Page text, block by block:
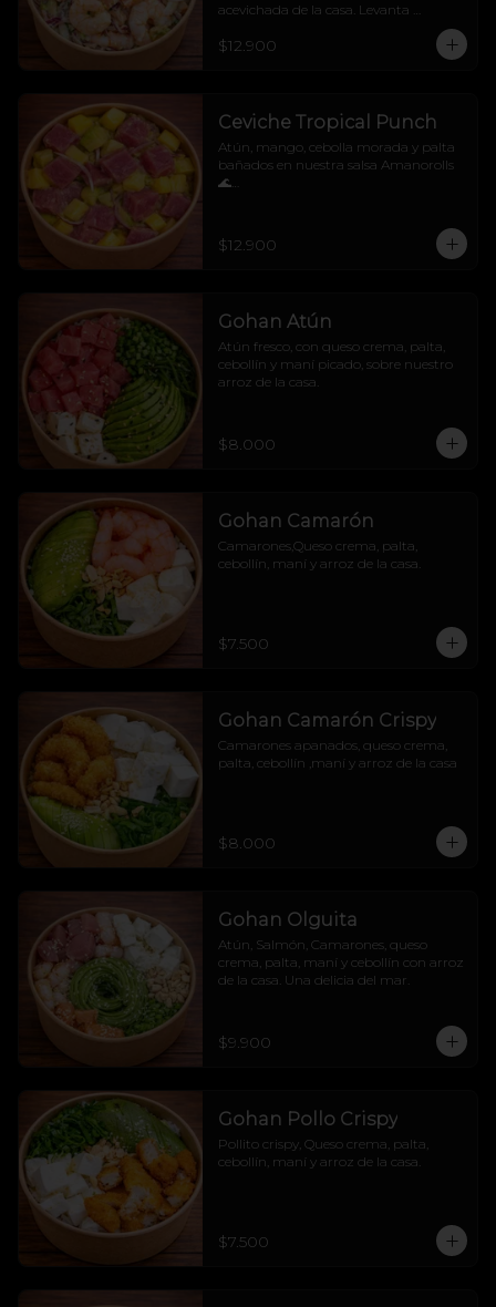
acevichada de la casa. Levanta
$12.900
Ceviche Tropical Punch
Atún, mango, cebolla morada y palta
bañados en nuestra salsa Amanorolls
🌊
va directo a una isla 🧜‍♀️🌴
$12.900
Gohan Atún
Atún fresco, con queso crema, palta,
cebollín y maní picado, sobre nuestro
arroz de la casa.
$8.000
Gohan Camarón
Camarones,Queso crema, palta,
cebollín, maní y arroz de la casa.
$7.500
Gohan Camarón Crispy
Camarones apanados, queso crema,
palta, cebollín ,maní y arroz de la casa
$8.000
Gohan Olguita
Atún, Salmón, Camarones, queso
crema, palta, maní y cebollín con arroz
de la casa. Una delicia del mar.
$9.900
Gohan Pollo Crispy
Pollito crispy, Queso crema, palta,
cebollín, maní y arroz de la casa.
$7.500